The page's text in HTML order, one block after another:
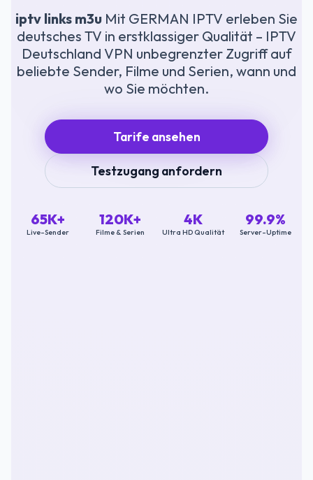
iptv links m3u Mit GERMAN IPTV erleben Sie
deutsches TV in erstklassiger Qualität – IPTV
Deutschland VPN unbegrenzter Zugriff auf
beliebte Sender, Filme und Serien, wann und
wo Sie möchten.
Tarife ansehen
Testzugang anfordern
65K+
Live-Sender
120K+
Filme & Serien
4K
Ultra HD Qualität
99.9%
Server-Uptime